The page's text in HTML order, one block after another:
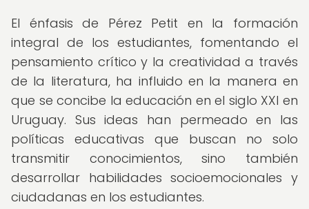
El énfasis de Pérez Petit en la formación
integral de los estudiantes, fomentando el
pensamiento crítico y la creatividad a través
de la literatura, ha influido en la manera en
que se concibe la educación en el siglo XXI en
Uruguay. Sus ideas han permeado en las
políticas educativas que buscan no solo
transmitir conocimientos, sino también
desarrollar habilidades socioemocionales y
ciudadanas en los estudiantes.